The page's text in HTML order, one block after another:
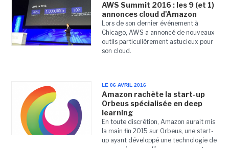
AWS Summit 2016 : les 9 (et 1)
annonces cloud d'Amazon
Lors de son dernier événement à
Chicago, AWS a annoncé de nouveaux
outils particulièrement astucieux pour
son cloud.
LE 06 AVRIL 2016
Amazon rachète la start-up
Orbeus spécialisée en deep
learning
En toute discrétion, Amazon aurait mis
la main fin 2015 sur Orbeus, une start-
up ayant développé une technologie de